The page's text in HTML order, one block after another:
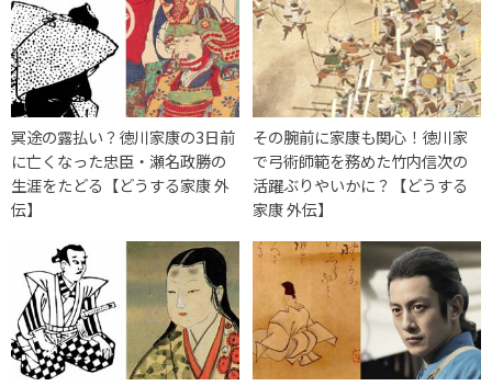
冥途の露払い？徳川家康の3日前
に亡くなった忠臣・瀬名政勝の
生涯をたどる【どうする家康 外
伝】
その腕前に家康も関心！徳川家
で弓術師範を務めた竹内信次の
活躍ぶりやいかに？【どうする
家康 外伝】